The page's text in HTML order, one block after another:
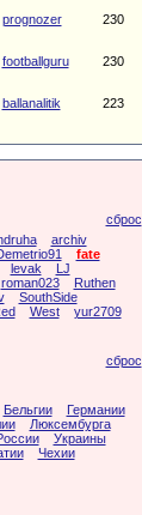
prognozer 230
footballguru 230
ballanalitik 223
сброс
archiv
fate
levak
LJ
roman023
Ruthen
SouthSide
West
yur2709
сброс
Бельгии
Германии
Люксембурга
Украины
Чехии